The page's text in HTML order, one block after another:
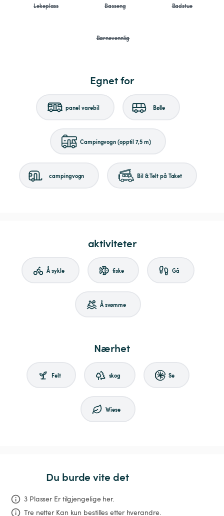
Lekeplass Basseng Badstue
Barnevennlig
Egnet for
panel varebil Bølle
Campingvogn (opptil 7,5 m)
campingvogn Bil & Telt på Taket
aktiviteter
Å sykle fiske Gå
Å svømme
Nærhet
Felt skog Se
Wiese
Du burde vite det
3 Plasser Er tilgjengelige her.
Tre netter Kan kun bestilles etter hverandre.